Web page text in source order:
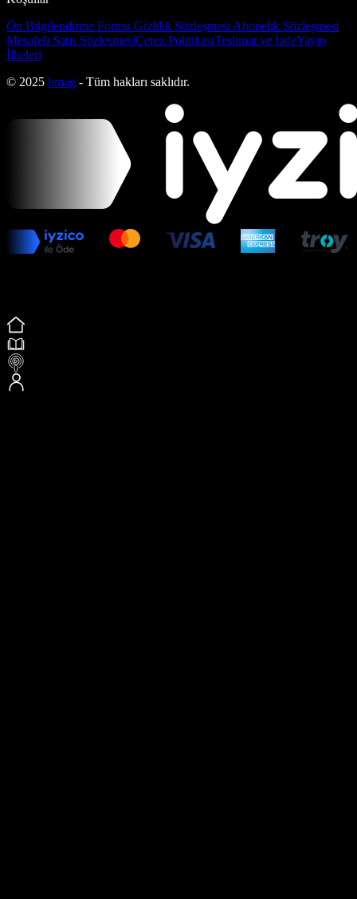
Ön Bilgilendirme Formu Gizlilik Sözleşmesi Abonelik Sözleşmesi
Mesafeli Satış SözleşmesiÇerez PolitikasıTeslimat ve İadeYayın
İlkeleri
© 2025 bmag - Tüm hakları saklıdır.